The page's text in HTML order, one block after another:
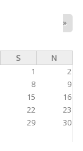
»
S
N
1
2
8
9
15
16
22
23
29
30